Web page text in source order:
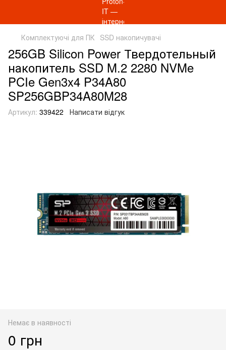
Комплектуючі для ПК SSD накопичувачі
256GB Silicon Power Твердотельный
накопитель SSD M.2 2280 NVMe
PCIe Gen3x4 P34A80
SP256GBP34A80M28
Артикул: 339422 Написати відгук
Немає в наявності
0 грн